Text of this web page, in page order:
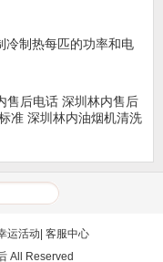
冷制热每匹的功率和电
售后电话 深圳林内售后
准 深圳林内油烟机清洗
运活动 客服中心
All Reserved